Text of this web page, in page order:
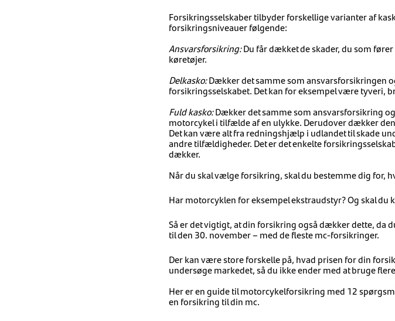
Forsikringsselskaber tilbyder forskellige varianter af
forsikringsniveauer følgende:
Ansvarsforsikring:Du får dækket de skader, du som
køretøjer.
Delkasko:Dækker det samme som ansvarsforsikringen
forsikringsselskabet. Det kan for eksempel være tyveri,
Fuld kasko:Dækker det samme som ansvarsforsikring
motorcykel i tilfælde af en ulykke. Derudover dækker
Det kan være alt fra redningshjælp i udlandet til skade
andre tilfældigheder. Det er det enkelte
dækker.
Når du skal vælge forsikring, skal du bestemme dig for,
Har motorcyklen for eksempel ekstraudstyr? Og skal
Så er det vigtigt, at din forsikring også dækker dette, da
til den 30. november – med de fleste mc-forsikringer.
Der kan være store forskelle på, hvad prisen for din
undersøge markedet, så du ikke ender med at bruge
Her er en guide til motorcykelforsikring med 12
en forsikring til din mc.